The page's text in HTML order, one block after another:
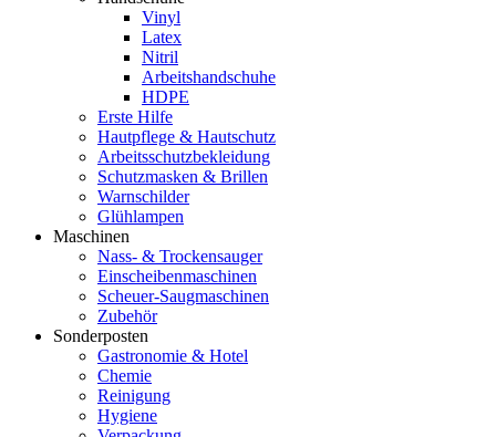
Vinyl
Latex
Nitril
Arbeitshandschuhe
HDPE
Erste Hilfe
Hautpflege & Hautschutz
Arbeitsschutzbekleidung
Schutzmasken & Brillen
Warnschilder
Glühlampen
Maschinen
Nass- & Trockensauger
Einscheibenmaschinen
Scheuer-Saugmaschinen
Zubehör
Sonderposten
Gastronomie & Hotel
Chemie
Reinigung
Hygiene